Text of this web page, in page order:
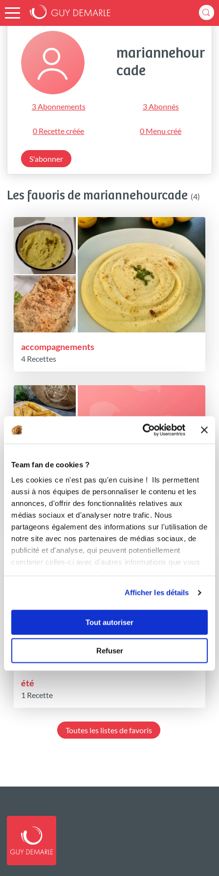
Team fan de cookies ?
Les cookies ce n'est pas qu'en cuisine ! Ils permettent
aussi à nos équipes de personnaliser le contenu et les
annonces, d'offrir des fonctionnalités relatives aux
médias sociaux et d'analyser notre trafic. Nous
partageons également des informations sur l'utilisation de
notre site avec nos partenaires de médias sociaux, de
publicité et d'analyse, qui peuvent potentiellement
combiner celles-ci avec d'autres informations que vous
Afficher les détails
Tout autoriser
Refuser
Accueil mariannehourcade
mariannehour
cade
3 Abonnements 3 Abonnés
0 Recette créée 0 Menu créé
S'abonner
Les favoris de mariannehourcade (4)
accompagnements
4 Recettes
apéritif
2 Recettes
été
1 Recette
Toutes les listes de favoris